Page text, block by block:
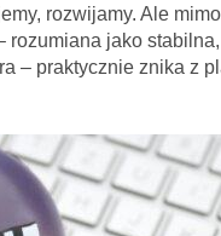
rozwijamy. Ale
rozumiana jako
– praktycznie znika z